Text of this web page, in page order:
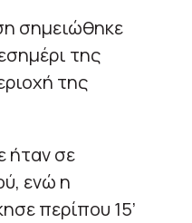
σημειώθηκε
της
της
ήταν σε
ενώ η
περίπου 15’